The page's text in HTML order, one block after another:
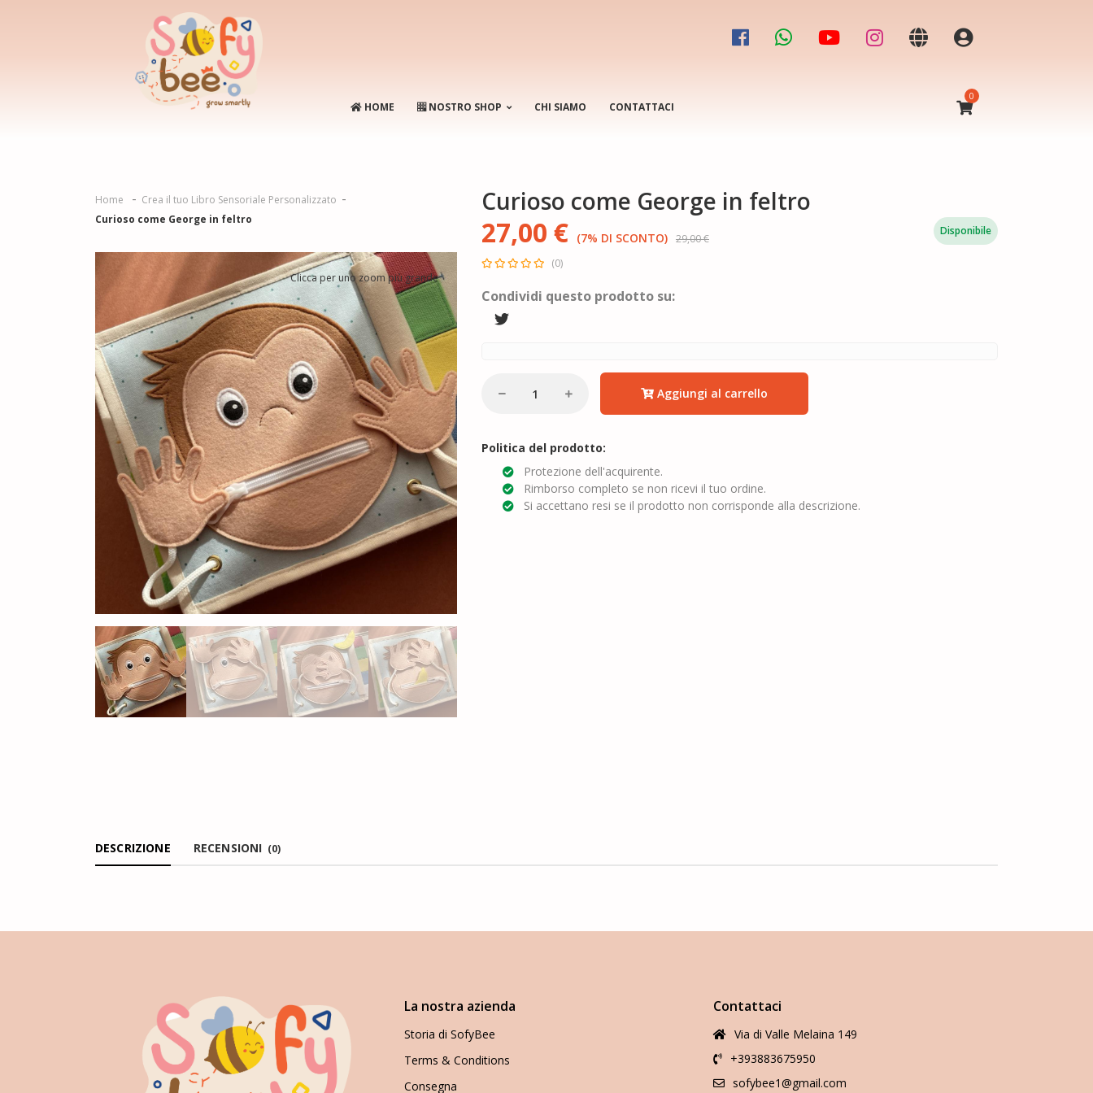
HOME NOSTRO SHOP CHI SIAMO CONTATTACI
0
Home
Crea il tuo Libro Sensoriale Personalizzato
Curioso come George in feltro
Clicca per uno zoom più grande
Curioso come George in feltro
27,00 € (7% DI SCONTO) 29,00 €
Disponibile
(0)
Condividi questo prodotto su:
Aggiungi al carrello
Politica del prodotto:
Protezione dell'acquirente.
Rimborso completo se non ricevi il tuo ordine.
Si accettano resi se il prodotto non corrisponde alla descrizione.
DESCRIZIONE RECENSIONI (0)
La nostra azienda
Storia di SofyBee
Terms & Conditions
Consegna
Contattaci
Via di Valle Melaina 149
+393883675950
sofybee1@gmail.com